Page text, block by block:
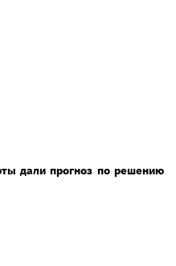
дали прогноз по решению